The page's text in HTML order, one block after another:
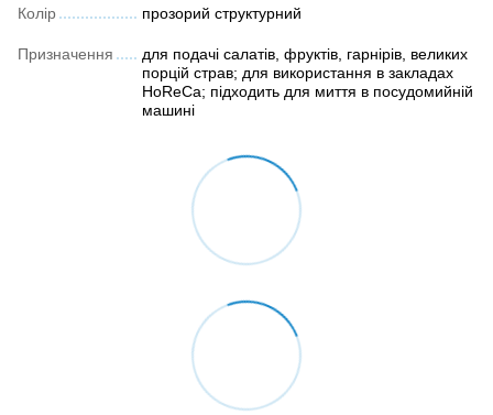
Колір прозорий структурний
Призначення
для подачі салатів, фруктів, гарнірів, великих
порцій страв; для використання в закладах
HoReCa; підходить для миття в посудомийній
машині